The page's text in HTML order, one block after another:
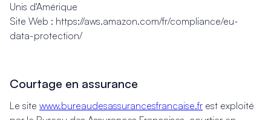
Unis d'Amérique
Site Web : https://aws.amazon.com/fr/compliance/eu-
data-protection/
Courtage en assurance
Le site www.bureaudesassurancesfrancaise.fr est exploité